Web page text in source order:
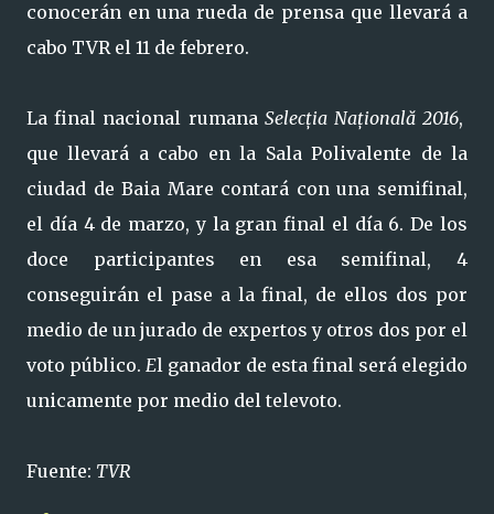
conocerán en una rueda de prensa que llevará a
cabo TVR el 11 de febrero.
La final nacional rumana Selecția Națională 2016,
que llevará a cabo en la Sala Polivalente de la
ciudad de Baia Mare contará con una semifinal,
el día 4 de marzo, y la gran final el día 6. De los
doce participantes en esa semifinal, 4
conseguirán el pase a la final, de ellos dos por
medio de un jurado de expertos y otros dos por el
voto público. El ganador de esta final será elegido
unicamente por medio del televoto.
Fuente: TVR